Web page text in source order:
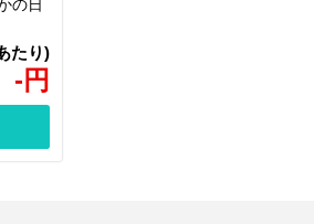
- 円
の日